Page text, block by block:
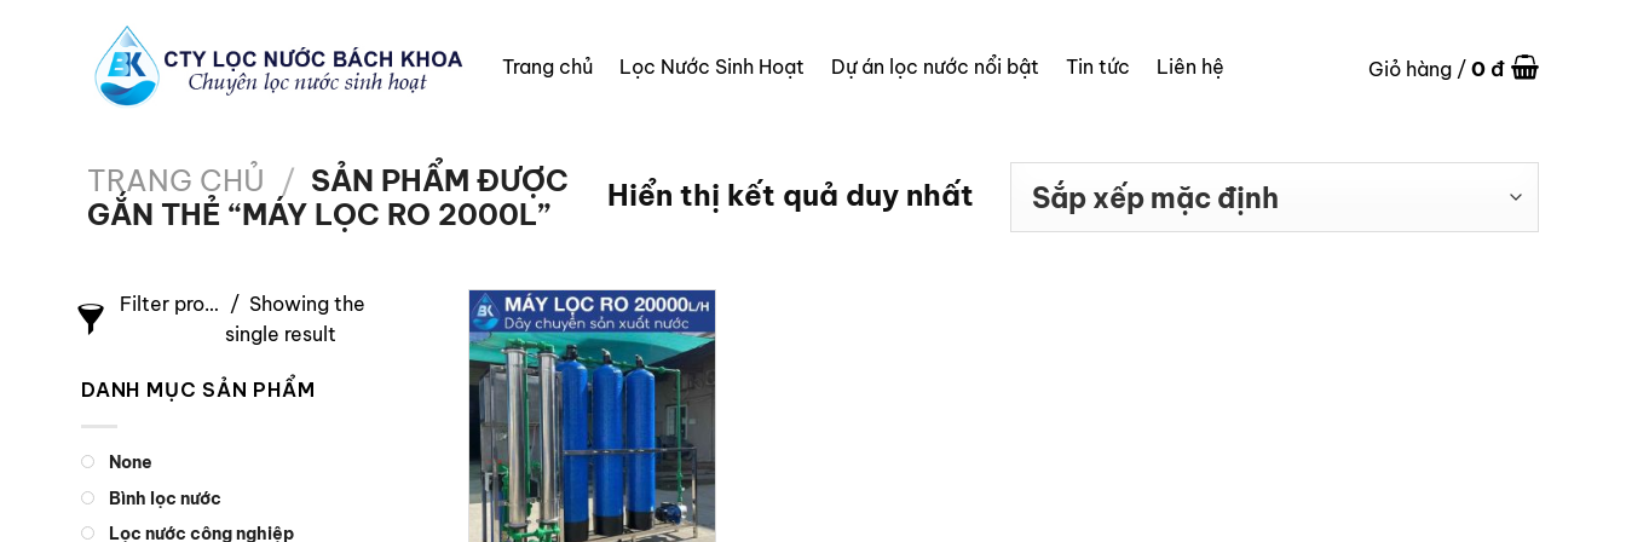
Trang chủ Lọc Nước Sinh Hoạt Dự án lọc nước nổi bật Tin tức Liên hệ Giỏ hàng / 0 đ
TRANG CHỦ / SẢN PHẨM ĐƯỢC
GẮN THẺ “MÁY LỌC RO 2000L”
Hiển thị kết quả duy nhất
Filter products
Showing the
single result
DANH MỤC SẢN PHẨM
None
Bình lọc nước
Lọc nước công nghiệp